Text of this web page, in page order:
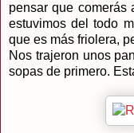
pensar que comerás
estuvimos del todo
que es más friolera,
Nos trajeron unos
sopas de primero.